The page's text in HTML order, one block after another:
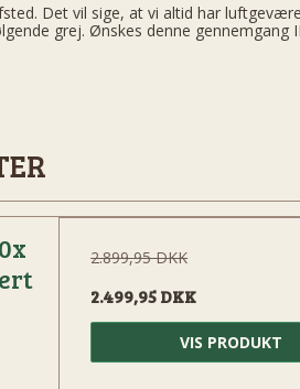
Det vil sige, at vi altid har
grej. Ønskes denne gennemgang
2.899,95 DKK
2.499,95 DKK
VIS PRODUKT